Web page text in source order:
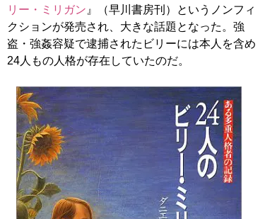
リー・ミリガン 』（早川書房刊）というノンフィ
クションが発売され、大きな話題となった。強
盗・強姦容疑で逮捕されたビリーには本人を含め
24人もの人格が存在していたのだ。